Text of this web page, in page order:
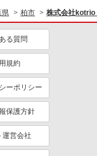
代～）活躍中
り
県 柏市 株式会社kotrio
る質問
規約
ーポリシー
保護方針
運営会社